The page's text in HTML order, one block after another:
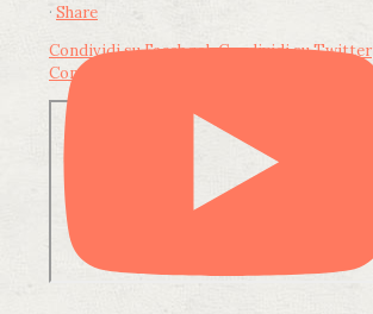
· Share
Condividi su FacebookCondividi su Twitter
Condividi su LinkedIn